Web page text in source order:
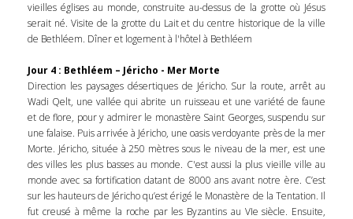
vieilles églises au monde, construite au-dessus de la grotte où Jésus
serait né. Visite de la grotte du Lait et du centre historique de la ville
de Bethléem. Dîner et logement à l'hôtel à Bethléem
Jour 4 : Bethléem – Jéricho - Mer Morte
Direction les paysages désertiques de Jéricho. Sur la route, arrêt au
Wadi Qelt, une vallée qui abrite un ruisseau et une variété de faune
et de flore, pour y admirer le monastère Saint Georges, suspendu sur
une falaise. Puis arrivée à Jéricho, une oasis verdoyante près de la mer
Morte. Jéricho, située à 250 mètres sous le niveau de la mer, est une
des villes les plus basses au monde. C'est aussi la plus vieille ville au
monde avec sa fortification datant de 8000 ans avant notre ère. C’est
sur les hauteurs de Jéricho qu’est érigé le Monastère de la Tentation. Il
fut creusé à même la roche par les Byzantins au VIe siècle. Ensuite,